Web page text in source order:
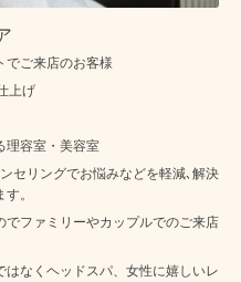
でご来店のお客様
上げ
理容室・美容室
セリングでお悩みなどを軽減､解決
。
ファミリーやカップルでのご来店
なくヘッドスパ、女性に嬉しいレ